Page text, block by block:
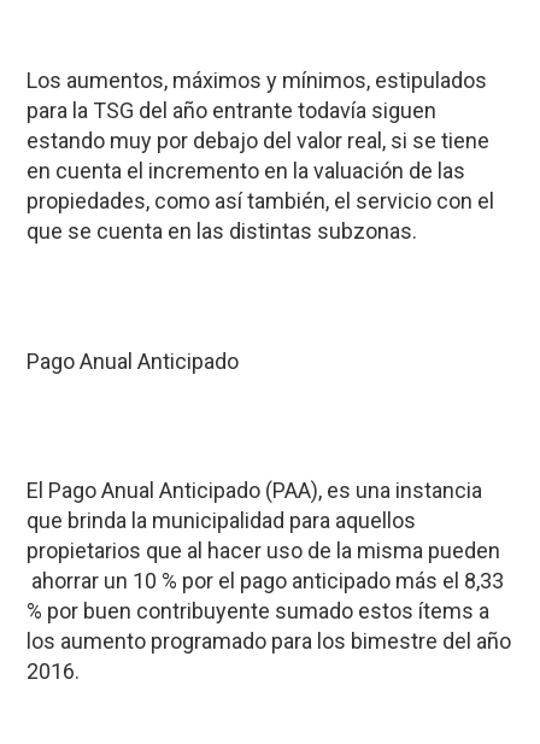
Los aumentos, máximos y mínimos, estipulados
para la TSG del año entrante todavía siguen
estando muy por debajo del valor real, si se tiene
en cuenta el incremento en la valuación de las
propiedades, como así también, el servicio con el
que se cuenta en las distintas subzonas.
Pago Anual Anticipado
El Pago Anual Anticipado (PAA), es una instancia
que brinda la municipalidad para aquellos
propietarios que al hacer uso de la misma pueden
ahorrar un 10 % por el pago anticipado más el 8,33
% por buen contribuyente sumado estos ítems a
los aumento programado para los bimestre del año
2016.